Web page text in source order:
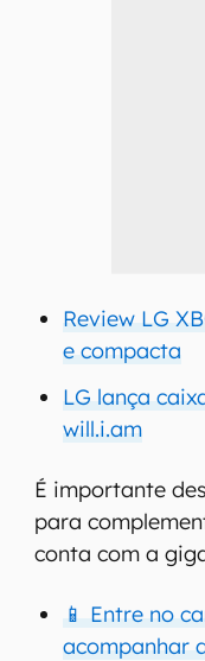
Review LG
e compacta
LG lança
will.i.am
É importante
para
conta com a
📱 Entre no
acompanhar